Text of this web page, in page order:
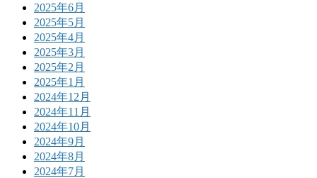
2025年6月
2025年5月
2025年4月
2025年3月
2025年2月
2025年1月
2024年12月
2024年11月
2024年10月
2024年9月
2024年8月
2024年7月